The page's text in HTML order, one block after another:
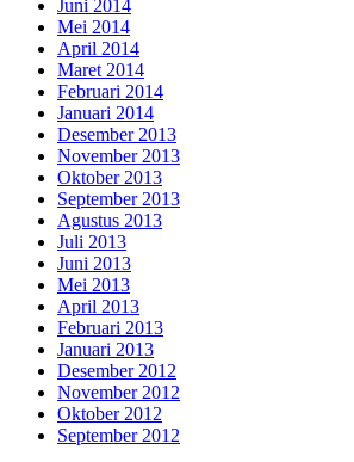
Juni 2014
Mei 2014
April 2014
Maret 2014
Februari 2014
Januari 2014
Desember 2013
November 2013
Oktober 2013
September 2013
Agustus 2013
Juli 2013
Juni 2013
Mei 2013
April 2013
Februari 2013
Januari 2013
Desember 2012
November 2012
Oktober 2012
September 2012